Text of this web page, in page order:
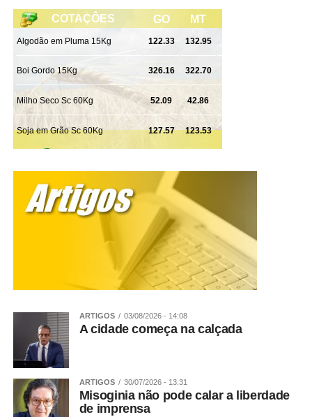
ARTIGOS 03/08/2026 - 14:08
A cidade começa na calçada
ARTIGOS 30/07/2026 - 13:31
Misoginia não pode calar a liberdade
de imprensa